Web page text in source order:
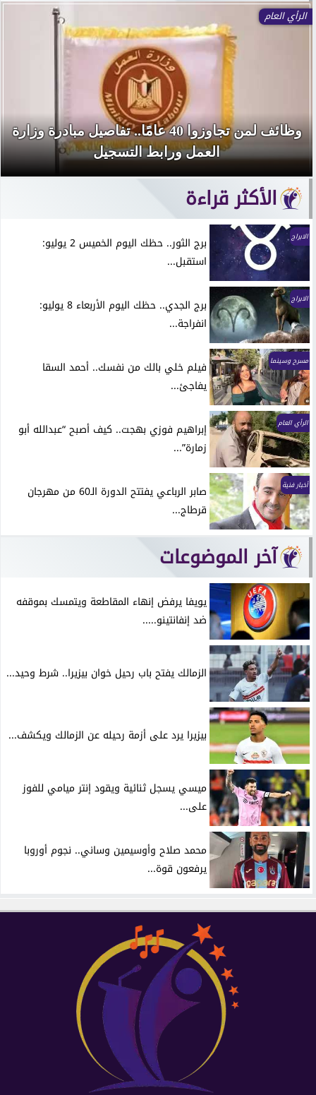
الرأي العام
وظائف لمن تجاوزوا 40 عامًا.. تفاصيل مبادرة وزارة
العمل ورابط التسجيل
الأكثر قراءة
الابراج
برج الثور.. حظك اليوم الخميس 2 يوليو:
استقبل...
الابراج
برج الجدي.. حظك اليوم الأربعاء 8 يوليو:
انفراجة...
مسرح وسينما
فيلم خلي بالك من نفسك.. أحمد السقا
يفاجئ...
الرأي العام
إبراهيم فوزي بهجت.. كيف أصبح “عبدالله أبو
زمارة”...
أخبار فنية
صابر الرباعي يفتتح الدورة الـ60 من مهرجان
قرطاج...
آخر الموضوعات
يويفا يرفض إنهاء المقاطعة ويتمسك بموقفه
ضد إنفانتينو.....
الزمالك يفتح باب رحيل خوان بيزيرا.. شرط وحيد...
بيزيرا يرد على أزمة رحيله عن الزمالك ويكشف...
ميسي يسجل ثنائية ويقود إنتر ميامي للفوز
على...
محمد صلاح وأوسيمين وساني.. نجوم أوروبا
يرفعون قوة...